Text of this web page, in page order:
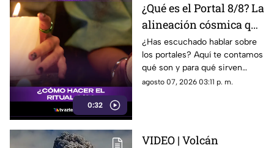
0:32
¿Qué es el Portal 8/8? La
alineación cósmica que
abre la puerta a la
abundancia
¿Has escuchado hablar sobre
los portales? Aquí te contamos
qué son y para qué sirven
según la astrología
agosto 07, 2026 03:11 p. m.
VIDEO | Volcán